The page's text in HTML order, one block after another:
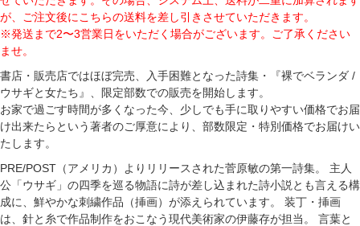
が、ご注文後にこちらの送料を差し引きさせていただきます。
※発送まで2〜3営業日をいただく場合がございます。ご了承ください
ませ。
書店・販売店ではほぼ完売、入手困難となった詩集・『裸でベランダ /
ウサギと女たち』、限定部数での販売を開始します。
お家で過ごす時間が多くなった今、少しでも手に取りやすい価格でお届
け出来たらという著者のご厚意により、部数限定・特別価格でお届けい
たします。
PRE/POST（アメリカ）よりリリースされた菅原敏の第一詩集。 主人
公「ウサギ」の四季を巡る物語に詩が差し込まれた詩小説とも言える構
成に、鮮やかな刺繍作品（挿画）が添えられています。 装丁・挿画
は、針と糸で作品制作をおこなう現代美術家の伊藤存が担当。 言葉と